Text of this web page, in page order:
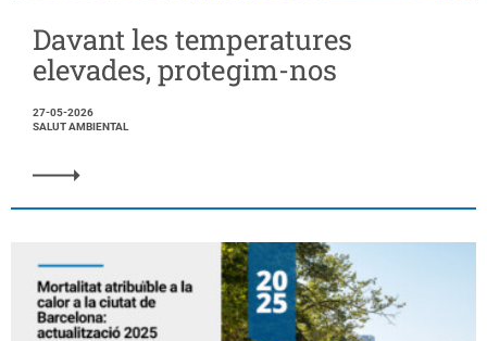
Davant les temperatures
elevades, protegim-nos
27-05-2026
SALUT AMBIENTAL